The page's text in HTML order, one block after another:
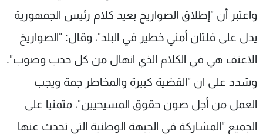
واعتبر أن "إطلاق الصواريخ بعيد كلام رئيس الجمهورية
يدل على فلتان أمني خطير في البلد"، وقال: "الصواريخ
الاعنف هي في الكلام الذي انهال من كل حدب وصوب".
وشدد على ان "القضية كبيرة والمخاطر جمة ويجب
العمل من أجل صون حقوق المسيحيين"، متمنيا على
الجميع "المشاركة في الجبهة الوطنية التي تحدث عنها